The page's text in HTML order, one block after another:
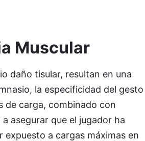
Muscular
daño tisular, resultan en una
la especificidad del gesto
de carga, combinado con
asegurar que el jugador ha
expuesto a cargas máximas en